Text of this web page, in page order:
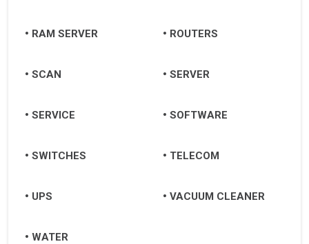
RAM SERVER ROUTERS
SCAN SERVER
SERVICE SOFTWARE
SWITCHES TELECOM
UPS VACUUM CLEANER
WATER